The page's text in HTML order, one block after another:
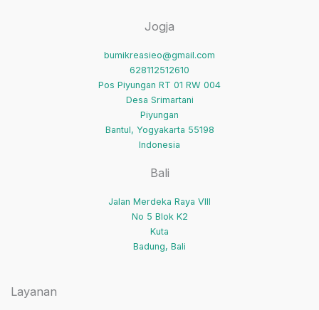
Jogja
bumikreasieo@gmail.com
628112512610
Pos Piyungan RT 01 RW 004
Desa Srimartani
Piyungan
Bantul, Yogyakarta 55198
Indonesia
Bali
Jalan Merdeka Raya VIII
No 5 Blok K2
Kuta
Badung, Bali
Layanan